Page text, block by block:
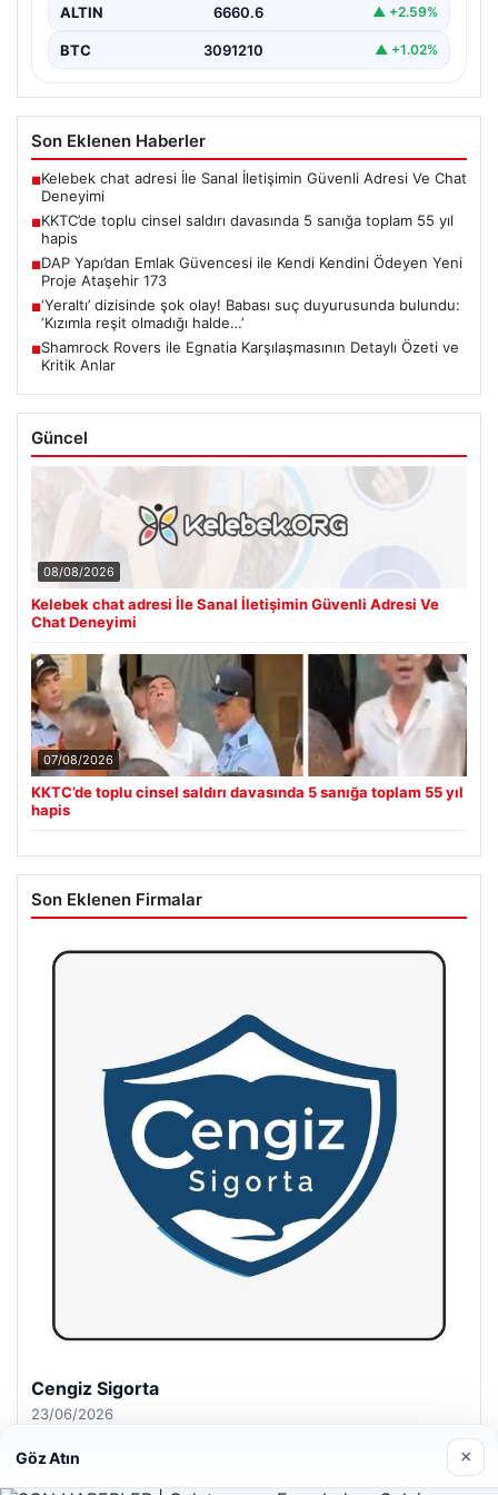
ALTIN 6660.6 ▲ +2.59%
BTC 3091210 ▲ +1.02%
Son Eklenen Haberler
■Kelebek chat adresi İle Sanal İletişimin Güvenli Adresi Ve Chat
Deneyimi
■KKTC’de toplu cinsel saldırı davasında 5 sanığa toplam 55 yıl
hapis
■DAP Yapı’dan Emlak Güvencesi ile Kendi Kendini Ödeyen Yeni
Proje Ataşehir 173
■‘Yeraltı’ dizisinde şok olay! Babası suç duyurusunda bulundu:
‘Kızımla reşit olmadığı halde…’
■Shamrock Rovers ile Egnatia Karşılaşmasının Detaylı Özeti ve
Kritik Anlar
Güncel
08/08/2026
Kelebek chat adresi İle Sanal İletişimin Güvenli Adresi Ve
Chat Deneyimi
07/08/2026
KKTC’de toplu cinsel saldırı davasında 5 sanığa toplam 55 yıl
hapis
Son Eklenen Firmalar
Hastaş Beton
26/05/2026
Göz Atın ×